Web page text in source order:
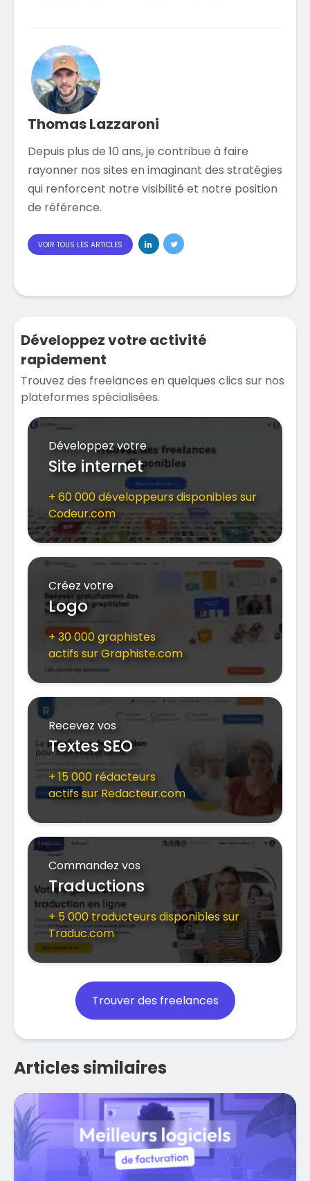
Thomas Lazzaroni
Depuis plus de 10 ans, je contribue à faire
rayonner nos sites en imaginant des stratégies
qui renforcent notre visibilité et notre position
de référence.
VOIR TOUS LES ARTICLES
Développez votre activité
rapidement
Trouvez des freelances en quelques clics sur nos
plateformes spécialisées.
Développez votre
Site internet
+ 60 000 développeurs disponibles sur
Codeur.com
Créez votre
Logo
+ 30 000 graphistes
actifs sur Graphiste.com
Recevez vos
Textes SEO
+ 15 000 rédacteurs
actifs sur Redacteur.com
Commandez vos
Traductions
+ 5 000 traducteurs disponibles sur
Traduc.com
Trouver des freelances
Articles similaires